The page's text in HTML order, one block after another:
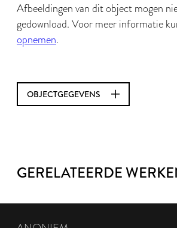
Afbeeldingen van dit object mogen
gedownload. Voor meer informatie
opnemen.
OBJECTGEGEVENS
GERELATEERDE